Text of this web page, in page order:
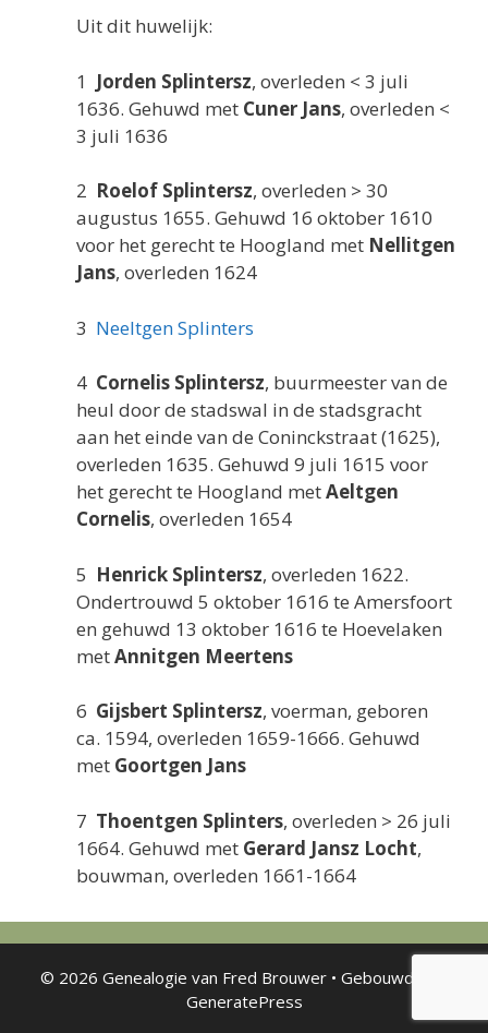
Uit dit huwelijk:
1 Jorden Splintersz, overleden < 3 juli
1636. Gehuwd met Cuner Jans, overleden <
3 juli 1636
2 Roelof Splintersz, overleden > 30
augustus 1655. Gehuwd 16 oktober 1610
voor het gerecht te Hoogland met Nellitgen
Jans, overleden 1624
3 Neeltgen Splinters
4 Cornelis Splintersz, buurmeester van de
heul door de stadswal in de stadsgracht
aan het einde van de Coninckstraat (1625),
overleden 1635. Gehuwd 9 juli 1615 voor
het gerecht te Hoogland metAeltgen
Cornelis, overleden 1654
5 Henrick Splintersz, overleden 1622.
Ondertrouwd 5 oktober 1616 te Amersfoort
en gehuwd 13 oktober 1616 te Hoevelaken
metAnnitgen Meertens
6 Gijsbert Splintersz, voerman, geboren
ca. 1594, overleden 1659-1666. Gehuwd
met Goortgen Jans
7 Thoentgen Splinters, overleden > 26 juli
1664. Gehuwd met Gerard Jansz Locht,
bouwman, overleden 1661-1664
© 2026 Genealogie van Fred Brouwer• Gebouwd met
GeneratePress